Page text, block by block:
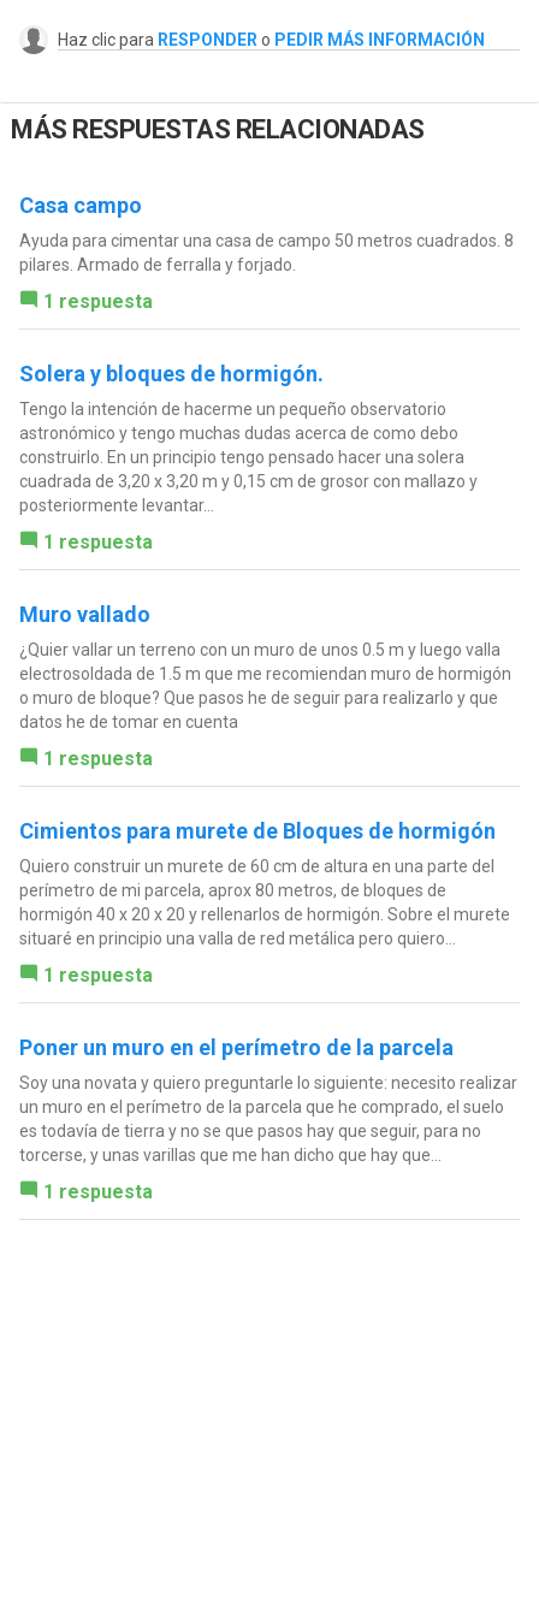
Haz clic para RESPONDER o PEDIR MÁS INFORMACIÓN
MÁS RESPUESTAS RELACIONADAS
Casa campo
Ayuda para cimentar una casa de campo 50 metros cuadrados. 8
pilares. Armado de ferralla y forjado.
1 respuesta
Solera y bloques de hormigón.
Tengo la intención de hacerme un pequeño observatorio
astronómico y tengo muchas dudas acerca de como debo
construirlo. En un principio tengo pensado hacer una solera
cuadrada de 3,20 x 3,20 m y 0,15 cm de grosor con mallazo y
posteriormente levantar...
1 respuesta
Muro vallado
¿Quier vallar un terreno con un muro de unos 0.5 m y luego valla
electrosoldada de 1.5 m que me recomiendan muro de hormigón
o muro de bloque? Que pasos he de seguir para realizarlo y que
datos he de tomar en cuenta
1 respuesta
Cimientos para murete de Bloques de hormigón
Quiero construir un murete de 60 cm de altura en una parte del
perímetro de mi parcela, aprox 80 metros, de bloques de
hormigón 40 x 20 x 20 y rellenarlos de hormigón. Sobre el murete
situaré en principio una valla de red metálica pero quiero...
1 respuesta
Poner un muro en el perímetro de la parcela
Soy una novata y quiero preguntarle lo siguiente: necesito realizar
un muro en el perímetro de la parcela que he comprado, el suelo
es todavía de tierra y no se que pasos hay que seguir, para no
torcerse, y unas varillas que me han dicho que hay que...
1 respuesta